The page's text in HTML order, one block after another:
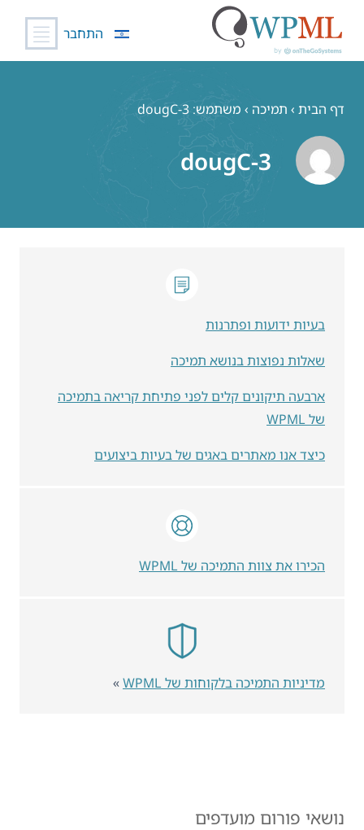
התחבר
דף הבית › תמיכה › משתמש: dougC-3
dougC-3
נושאי פורום מועדפים
בעיות ידועות ופתרנות
שאלות נפוצות בנושא תמיכה
ארבעה תיקונים קלים לפני פתיחת קריאה בתמיכה
של WPML
כיצד אנו מאתרים באגים של בעיות ביצועים
הכירו את צוות התמיכה של WPML
מדיניות התמיכה בלקוחות של WPML »